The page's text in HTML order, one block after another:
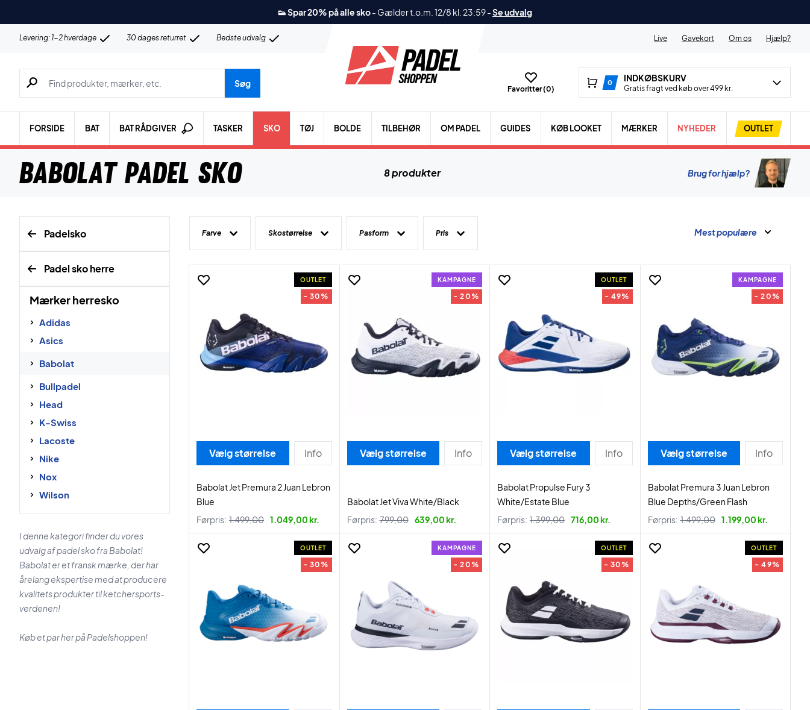
👟 Spar 20% på alle sko- Gælder t.o.m. 12/8 kl. 23:59-Se udvalg
Levering: 1-2 hverdage 30 dages returret Bedste udvalg Live Gavekort Om os Hjælp?
Søg efter produkter, mærker etc.
Søg
Favoritter (0)
0 INDKØBSKURV
Gratis fragt ved køb over 499 kr.
FORSIDE BAT BAT RÅDGIVER TASKER SKO TØJ BOLDE TILBEHØR OM PADEL GUIDES KØB LOOKET MÆRKER NYHEDER OUTLET
Babolat Padel Sko 8 produkter Brug for hjælp?
Padelsko
Padel sko herre
Mærker herresko
Adidas
Asics
Babolat
Bullpadel
Head
K-Swiss
Lacoste
Nike
Nox
Wilson
I denne kategori finder du vores
udvalg af padel sko fra Babolat!
Babolat er et fransk mærke, der har
årelang ekspertise med at producere
kvalitets produkter til ketchersports-
verdenen!
Køb et par her på Padelshoppen!
Farve Skostørrelse Pasform Pris Mest populære
OUTLET
- 30%
Vælg størrelse Info
Babolat Jet Premura 2 Juan Lebron
Blue
Førpris: 1.499,00 1.049,00 kr.
KAMPAGNE
- 20%
Vælg størrelse Info
Babolat Jet Viva White/Black
Førpris: 799,00 639,00 kr.
OUTLET
- 49%
Vælg størrelse Info
Babolat Propulse Fury 3
White/Estate Blue
Førpris: 1.399,00 716,00 kr.
KAMPAGNE
- 20%
Vælg størrelse Info
Babolat Premura 3 Juan Lebron
Blue Depths/Green Flash
Førpris: 1.499,00 1.199,00 kr.
OUTLET
- 30%
KAMPAGNE
- 20%
OUTLET
- 30%
OUTLET
- 49%